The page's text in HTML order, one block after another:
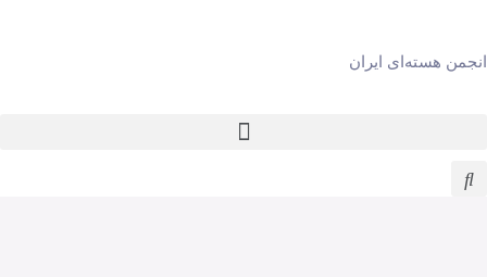
انجمن هسته‌ای ایران